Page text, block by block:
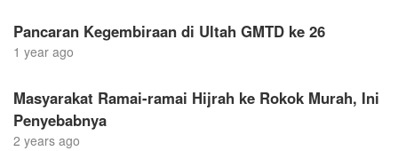
Pancaran Kegembiraan di Ultah GMTD ke 26
1 year ago
Masyarakat Ramai-ramai Hijrah ke Rokok Murah, Ini
Penyebabnya
2 years ago